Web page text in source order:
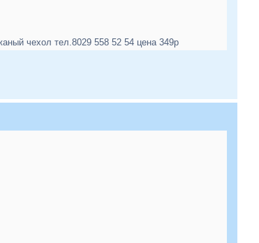
чехол тел.8029 558 52 54 цена 349р